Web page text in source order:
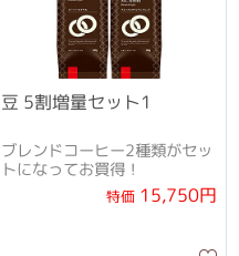
豆 5割増量セット1
ブレンドコーヒー2種類がセッ
トになってお買得！
特価15,750円